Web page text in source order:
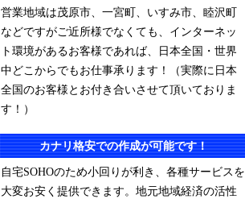
営業地域は茂原市、一宮町、いすみ市、睦沢町
などですがご近所様でなくても、インターネッ
ト環境があるお客様であれば、日本全国・世界
中どこからでもお仕事承ります！（実際に日本
全国のお客様とお付き合いさせて頂いておりま
す！）
カナリ格安での作成が可能です！
自宅SOHOのため小回りが利き、各種サービスを
大変お安く提供できます。地元地域経済の活性